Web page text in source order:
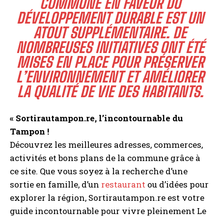
DÉVELOPPEMENT DURABLE EST UN
ATOUT SUPPLÉMENTAIRE. DE
NOMBREUSES INITIATIVES ONT ÉTÉ
MISES EN PLACE POUR PRÉSERVER
L’ENVIRONNEMENT ET AMÉLIORER
LA QUALITÉ DE VIE DES HABITANTS.
« Sortirautampon.re, l’incontournable du
Tampon !
Découvrez les meilleures adresses, commerces,
activités et bons plans de la commune grâce à
ce site. Que vous soyez à la recherche d’une
sortie en famille, d’un restaurant ou d’idées pour
explorer la région, Sortirautampon.re est votre
guide incontournable pour vivre pleinement Le